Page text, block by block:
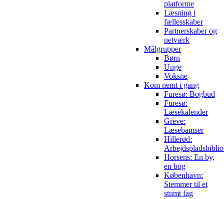
platforme
Læsning i
fællesskaber
Partnerskaber og
netværk
Målgrupper
Børn
Unge
Voksne
Kom nemt i gang
Furesø: Bogbud
Furesø:
Læsekalender
Greve:
Læsebamser
Hillerød:
Horsens: En by,
en bog
København:
Stemmer til et
stumt fag